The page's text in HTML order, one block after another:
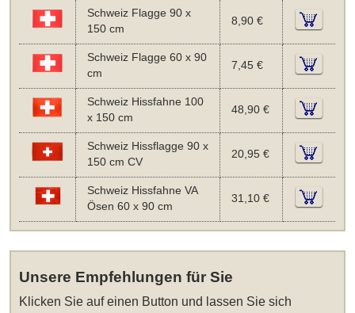
Schweiz Flagge 90 x
150 cm
8,90 €
Schweiz Flagge 60 x 90
cm
7,45 €
Schweiz Hissfahne 100
x 150 cm
48,90 €
Schweiz Hissflagge 90 x
150 cm CV
20,95 €
Schweiz Hissfahne VA
Ösen 60 x 90 cm
31,10 €
Unsere Empfehlungen für Sie
Klicken Sie auf einen Button und lassen Sie sich